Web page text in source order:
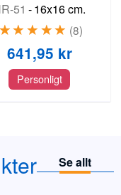
51 -16x16 cm.
8
641,95 kr
Personligt
Se allt